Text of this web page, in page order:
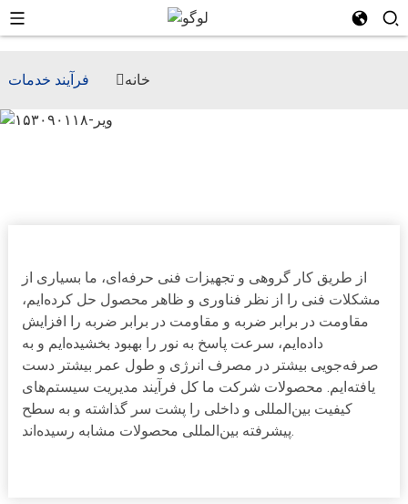
خانه فرآیند خدمات
از طریق کار گروهی و تجهیزات فنی حرفه‌ای، ما بسیاری از
مشکلات فنی را از نظر فناوری و ظاهر محصول حل کرده‌ایم،
مقاومت در برابر ضربه و مقاومت در برابر ضربه را افزایش
داده‌ایم، سرعت پاسخ به نور را بهبود بخشیده‌ایم و به
صرفه‌جویی بیشتر در مصرف انرژی و طول عمر بیشتر دست
یافته‌ایم. محصولات شرکت ما کل فرآیند مدیریت سیستم‌های
کیفیت بین‌المللی و داخلی را پشت سر گذاشته و به سطح
پیشرفته بین‌المللی محصولات مشابه رسیده‌اند.